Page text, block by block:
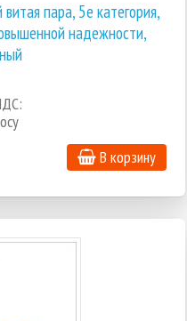
пара, 5е категория,
надежности,
В корзину